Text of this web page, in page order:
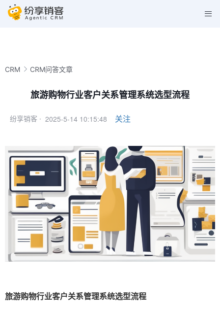
CRM CRM问答文章
旅游购物行业客户关系管理系统选型流程
纷享销客 · 2025-5-14 10:15:48 关注
旅游购物行业客户关系管理系统选型流程